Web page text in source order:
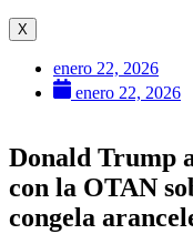
X
enero 22, 2026
enero 22, 2026
Donald Trump
con la OTAN
congela